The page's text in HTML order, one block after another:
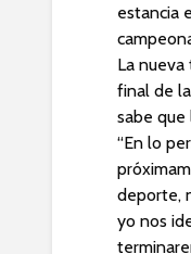
estancia
La
final de
sabe que
“En lo
deporte,
yo nos